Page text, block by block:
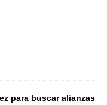
para buscar alianzas